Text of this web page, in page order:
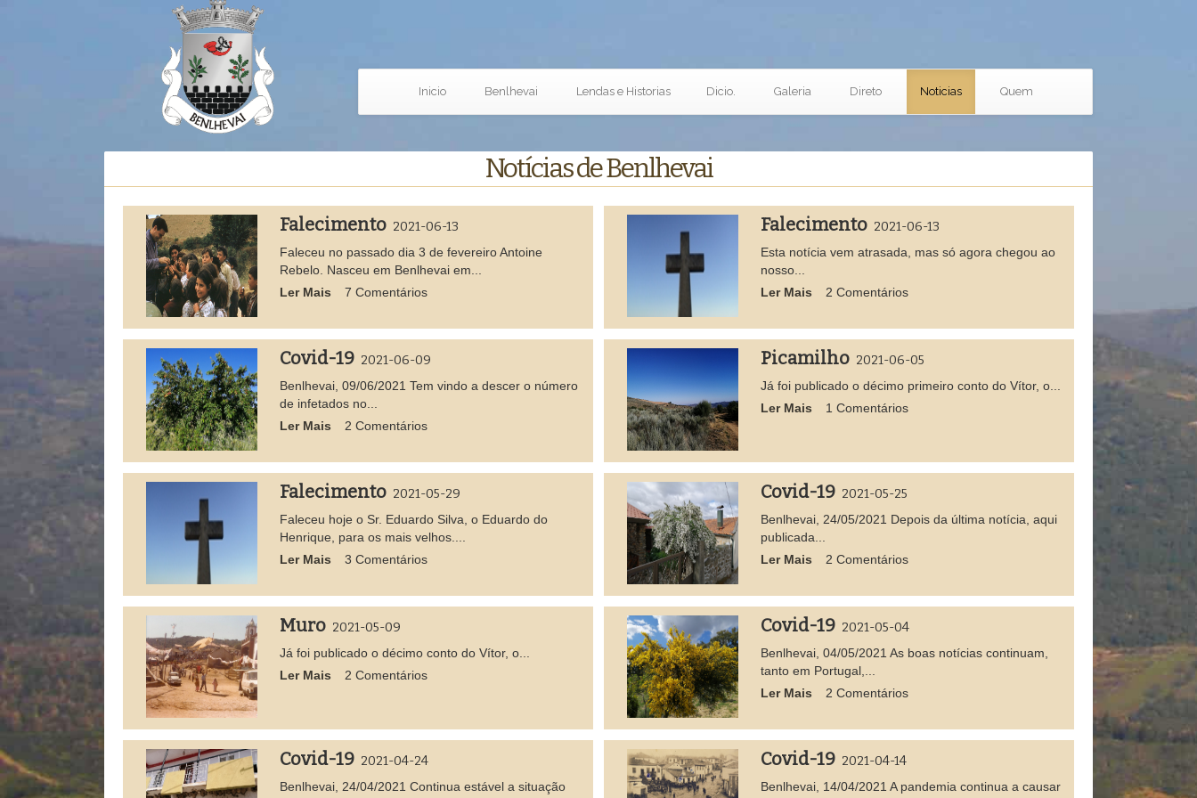
Inicio Benlhevai Lendas e Historias Dicio. Galeria Direto Noticias Quem
Notícias de Benlhevai
Falecimento 2021-06-13
Faleceu no passado dia 3 de fevereiro Antoine
Rebelo. Nasceu em Benlhevai em...
Ler Mais
7 Comentários
Falecimento 2021-06-13
Esta notícia vem atrasada, mas só agora chegou ao
nosso...
Ler Mais
2 Comentários
Covid-19 2021-06-09
Benlhevai, 09/06/2021 Tem vindo a descer o número
de infetados no...
Ler Mais
2 Comentários
Picamilho 2021-06-05
Já foi publicado o décimo primeiro conto do Vítor, o...
Ler Mais
1 Comentários
Falecimento 2021-05-29
Faleceu hoje o Sr. Eduardo Silva, o Eduardo do
Henrique, para os mais velhos....
Ler Mais
3 Comentários
Covid-19 2021-05-25
Benlhevai, 24/05/2021 Depois da última notícia, aqui
publicada...
Ler Mais
2 Comentários
Muro 2021-05-09
Já foi publicado o décimo conto do Vítor, o...
Ler Mais
2 Comentários
Covid-19 2021-05-04
Benlhevai, 04/05/2021 As boas notícias continuam,
tanto em Portugal,...
Ler Mais
2 Comentários
Covid-19 2021-04-24
Benlhevai, 24/04/2021 Continua estável a situação
Covid-19 2021-04-14
Benlhevai, 14/04/2021 A pandemia continua a causar